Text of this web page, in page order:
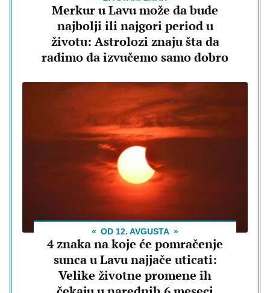
Merkur u Lavu može da bude
najbolji ili najgori period u
životu: Astrolozi znaju šta da
radimo da izvučemo samo dobro
OD 12. AVGUSTA
4 znaka na koje će pomračenje
sunca u Lavu najjače uticati:
Velike životne promene ih